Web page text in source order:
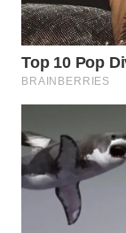
SERIBU
WN
TANGERANG
BINJAI
WN
CIREBON